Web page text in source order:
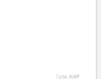
Foto ANP